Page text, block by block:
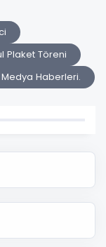
Plaket Töreni
Haberleri.